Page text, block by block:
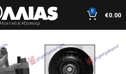
0
€0.00